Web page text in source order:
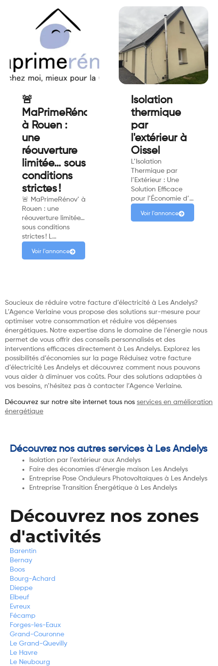
🚨
MaPrimeRénov'
à Rouen :
une
réouverture
limitée… sous
conditions
strictes !
🚨 MaPrimeRénov’ à
Rouen : une
réouverture limitée…
sous conditions
strictes ! L…
Voir l'annonce
Isolation
thermique
par
l'extérieur à
Oissel
L’Isolation
Thermique par
l’Extérieur : Une
Solution Efficace
pour l’Économie d’…
Voir l'annonce
Soucieux de réduire votre facture d’électricité à Les Andelys?
L’Agence Verlaine vous propose des solutions sur-mesure pour
optimiser votre consommation et réduire vos dépenses
énergétiques. Notre expertise dans le domaine de l’énergie nous
permet de vous offrir des conseils personnalisés et des
interventions efficaces directement à Les Andelys. Explorez les
possibilités d’économies sur la page Réduisez votre facture
d’électricité Les Andelys et découvrez comment nous pouvons
vous aider à diminuer vos coûts. Pour des solutions adaptées à
vos besoins, n’hésitez pas à contacter l’Agence Verlaine.
Découvrez sur notre site internet tous nos services en amélioration
énergétique
Découvrez nos autres services à Les Andelys
Isolation par l’extérieur aux Andelys
Faire des économies d’énergie maison Les Andelys
Entreprise Pose Onduleurs Photovoltaïques à Les Andelys
Entreprise Transition Énergétique à Les Andelys
Découvrez nos zones
d'activités
Barentin
Bernay
Boos
Bourg-Achard
Dieppe
Elbeuf
Evreux
Fécamp
Forges-les-Eaux
Grand-Couronne
Le Grand-Quevilly
Le Havre
Le Neubourg